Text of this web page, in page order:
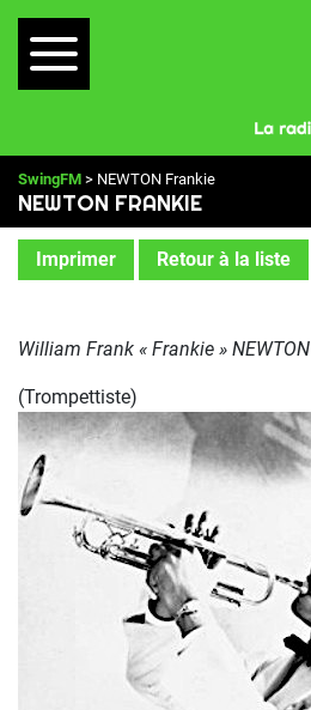
SwingFM > NEWTON Frankie
NEWTON FRANKIE
Imprimer Retour à la liste
William Frank « Frankie » NEWTON
(Trompettiste)